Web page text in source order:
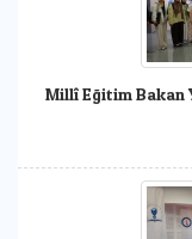
Millî Eğitim Bakan